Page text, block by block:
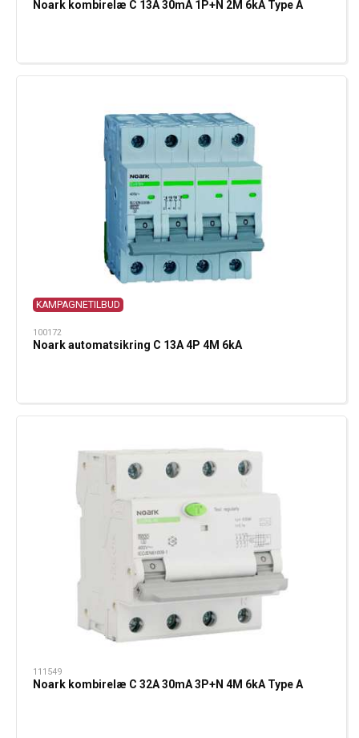
Noark kombirelæ C 13A 30mA 1P+N 2M 6kA Type A
KAMPAGNETILBUD
100172
Noark automatsikring C 13A 4P 4M 6kA
111549
Noark kombirelæ C 32A 30mA 3P+N 4M 6kA Type A